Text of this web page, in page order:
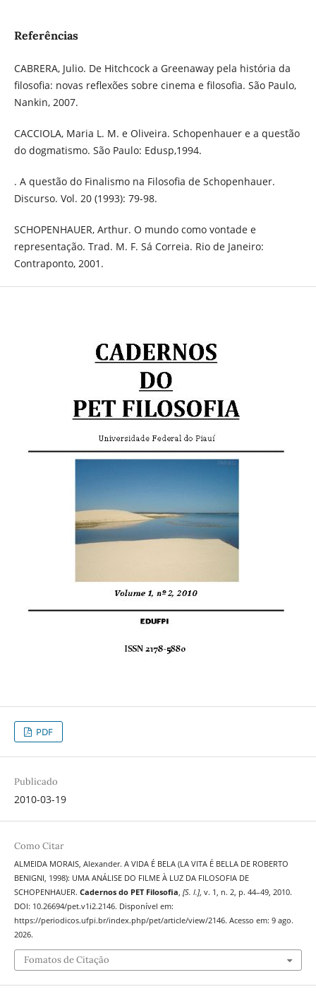
Referências
CABRERA, Julio. De Hitchcock a Greenaway pela história da
filosofia: novas reflexões sobre cinema e filosofia. São Paulo,
Nankin, 2007.
CACCIOLA, Maria L. M. e Oliveira. Schopenhauer e a questão
do dogmatismo. São Paulo: Edusp,1994.
. A questão do Finalismo na Filosofia de Schopenhauer.
Discurso. Vol. 20 (1993): 79-98.
SCHOPENHAUER, Arthur. O mundo como vontade e
representação. Trad. M. F. Sá Correia. Rio de Janeiro:
Contraponto, 2001.
PDF
Publicado
2010-03-19
Como Citar
ALMEIDA MORAIS, Alexander. A VIDA É BELA (LA VITA É BELLA DE ROBERTO
BENIGNI, 1998): UMA ANÁLISE DO FILME À LUZ DA FILOSOFIA DE
SCHOPENHAUER. Cadernos do PET Filosofia, [S. l.], v. 1, n. 2, p. 44–49, 2010.
DOI: 10.26694/pet.v1i2.2146. Disponível em:
https://periodicos.ufpi.br/index.php/pet/article/view/2146. Acesso em: 9 ago.
2026.
Fomatos de Citação